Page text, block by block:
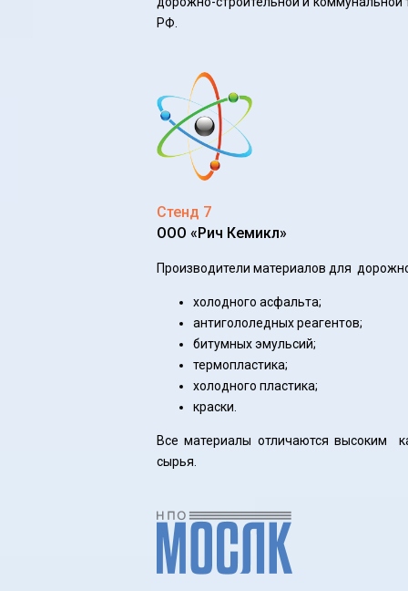
РФ.
Стенд 7
ООО «Рич Кемикл»
Производители материалов для
холодного асфальта;
антигололедных реагентов;
битумных эмульсий;
термопластика;
холодного пластика;
краски.
Все материалы отличаются высоким
сырья.